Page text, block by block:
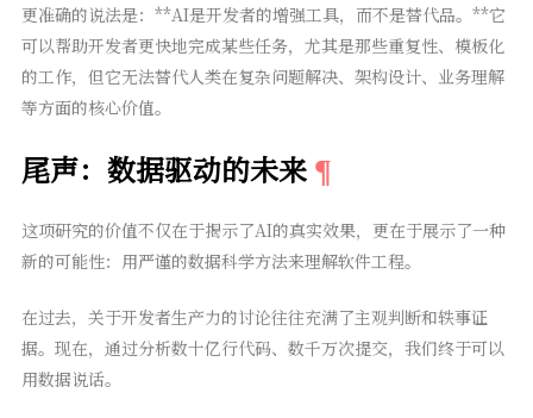
更准确的说法是：**AI是开发者的增强工具，而不是替代品。**它
可以帮助开发者更快地完成某些任务，尤其是那些重复性、模板化
的工作，但它无法替代人类在复杂问题解决、架构设计、业务理解
等方面的核心价值。
尾声：数据驱动的未来
这项研究的价值不仅在于揭示了AI的真实效果，更在于展示了一种
新的可能性：用严谨的数据科学方法来理解软件工程。
在过去，关于开发者生产力的讨论往往充满了主观判断和轶事证
据。现在，通过分析数十亿行代码、数千万次提交，我们终于可以
用数据说话。